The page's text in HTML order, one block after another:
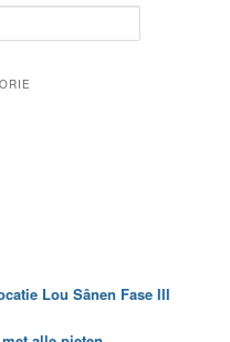
Lou Sânen Fase III